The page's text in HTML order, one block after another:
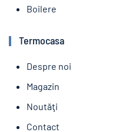
Boilere
Termocasa
Despre noi
Magazin
Noutăţi
Contact